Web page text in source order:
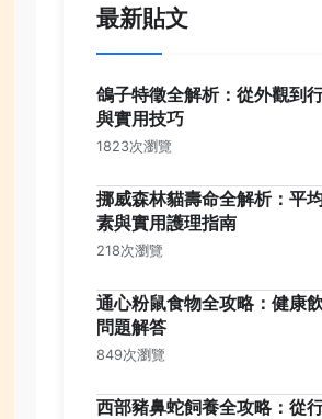
最新貼文
鴿子特徵全解析：從外觀到
與實用技巧
1823次瀏覽
挪威森林貓壽命全解析：平
素與實用護理指南
218次瀏覽
通心粉鼠食物全攻略：健康
問題解答
849次瀏覽
西部豬鼻蛇飼養全攻略：從